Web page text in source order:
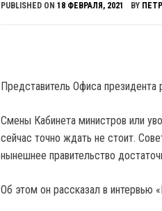
PUBLISHED ON 18 ФЕВРАЛЯ, 2021 BY
Представитель Офиса президента
Смены Кабинета министров или
сейчас точно ждать не стоит.
нынешнее правительство
Об этом он рассказал в интервью